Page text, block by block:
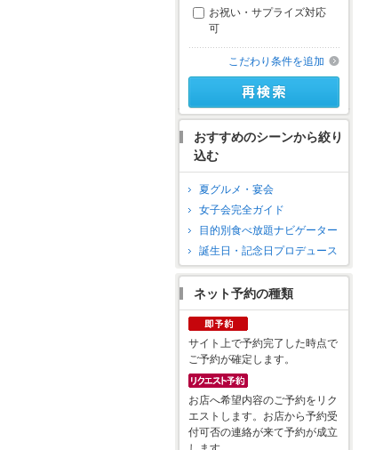
お祝い・サプライズ対応
可
こだわり条件を追加
おすすめのシーンから絞り
込む
夏グルメ・宴会
女子会完全ガイド
目的別食べ放題ナビゲーター
誕生日・記念日プロデュース
ネット予約の種類
サイト上で予約完了した時点で
ご予約が確定します。
お店へ希望内容のご予約をリク
エストします。お店から予約受
付可否の連絡が来て予約が成立